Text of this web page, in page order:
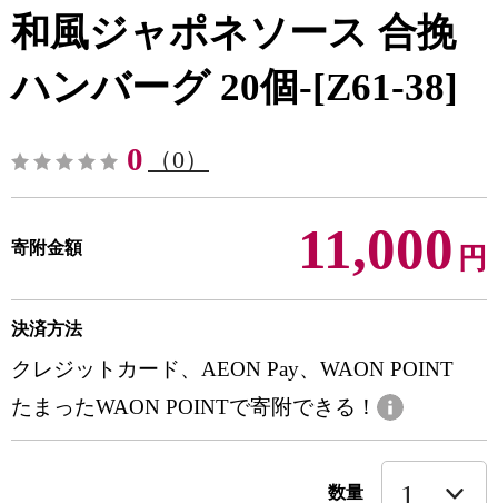
和風ジャポネソース 合挽
ハンバーグ 20個-[Z61-38]
0 （0）
寄附金額 11,000 円
決済方法
クレジットカード、AEON Pay、WAON POINT
たまったWAON POINTで寄附できる！
数量